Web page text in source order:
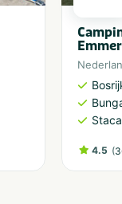
Emmer
4.5 (